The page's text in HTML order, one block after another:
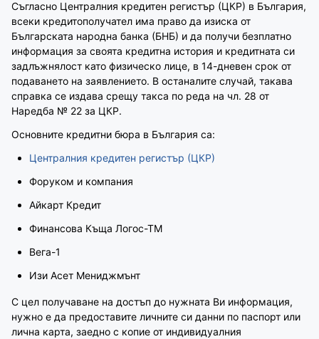
Съгласно Централния кредитен регистър (ЦКР) в България,
всеки кредитополучател има право да изиска от
Българската народна банка (БНБ) и да получи безплатно
информация за своята кредитна история и кредитната си
задлъжнялост като физическо лице, в 14-дневен срок от
подаването на заявлението. В останалите случай, такава
справка се издава срещу такса по реда на чл. 28 от
Наредба № 22 за ЦКР.
Основните кредитни бюра в България са:
Централния кредитен регистър (ЦКР)
Форуком и компания
Айкарт Кредит
Финансова Къща Логос-ТМ
Вега-1
Изи Асет Мениджмънт
С цел получаване на достъп до нужната Ви информация,
нужно е да предоставите личните си данни по паспорт или
лична карта, заедно с копие от индивидуалния